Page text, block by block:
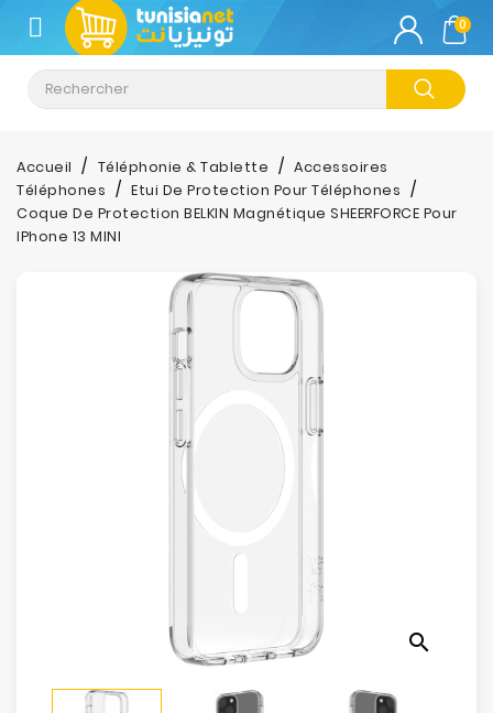
CATÉGORIE
Climatisation
Informatique
Téléphonie
&
0
Accueil Téléphonie & Tablette
Accessoires
Téléphones
Etui De Protection Pour Téléphones
Coque De Protection BELKIN Magnétique SHEERFORCE Pour
IPhone 13 MINI
search